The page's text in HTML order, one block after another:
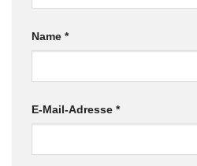
Name *
E-Mail-Adresse *